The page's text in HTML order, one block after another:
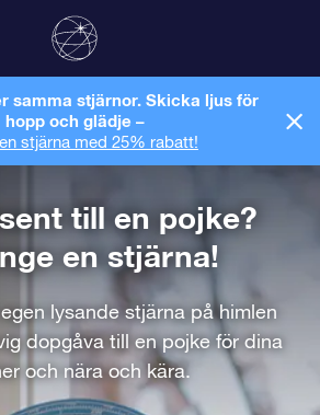
samma stjärnor. Skicka ljus för
hopp och glädje –
stjärna med 25% rabatt!
till en pojke?
en stjärna!
lysande stjärna på himlen
dopgåva till en pojke för dina
och nära och kära.